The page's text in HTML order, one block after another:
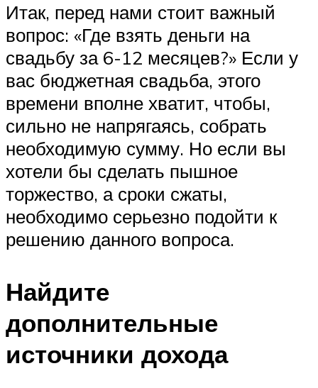
Итак, перед нами стоит важный
вопрос: «Где взять деньги на
свадьбу за 6-12 месяцев?» Если у
вас бюджетная свадьба, этого
времени вполне хватит, чтобы,
сильно не напрягаясь, собрать
необходимую сумму. Но если вы
хотели бы сделать пышное
торжество, а сроки сжаты,
необходимо серьезно подойти к
решению данного вопроса.
Найдите
дополнительные
источники дохода